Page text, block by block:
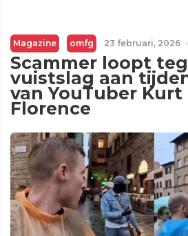
Magazine omfg 23 februari, 2026 ·
Scammer loopt
vuistslag aan
van YouTuber Kurt
Florence